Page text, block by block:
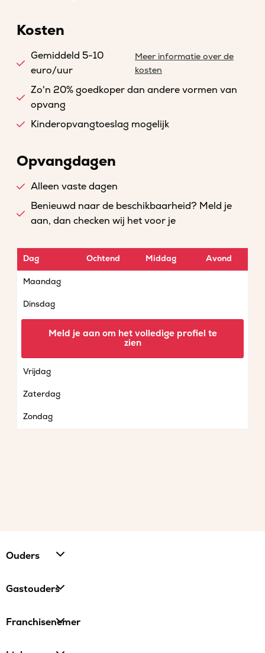
Kosten
Gemiddeld 5-10
euro/uur
Meer informatie over de
kosten
Zo'n 20% goedkoper dan andere vormen van
opvang
Kinderopvangtoeslag mogelijk
Opvangdagen
Alleen vaste dagen
Benieuwd naar de beschikbaarheid? Meld je
aan, dan checken wij het voor je
Dag Ochtend Middag Avond
Maandag
Dinsdag
Vrijdag
Zaterdag
Zondag
Meld je aan om het volledige profiel te
zien
Ouders
Gastouders
Franchisenemer